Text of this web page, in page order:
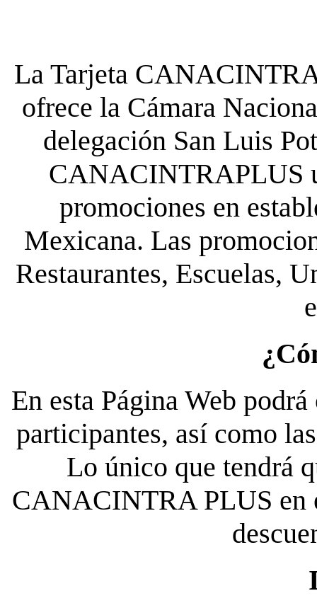
La Tarjeta
ofrece la Cámara
delegación San Luis
CANACINTRAPLUS
promociones en
Mexicana. Las
Restaurantes, Escuelas,
En esta Página Web
participantes, así como
Lo único que tendrá
CANACINTRA PLUS en